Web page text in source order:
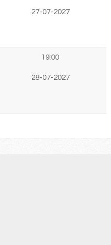
27-07-2027
19:00
28-07-2027